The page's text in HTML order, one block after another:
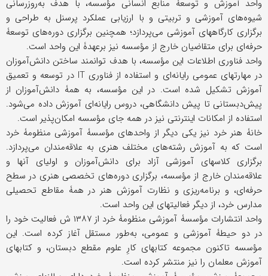
واحد آموزش و توسعۀ منابع انسانی مؤسسه، با هدف به‌روزرسانی
شیوه‌های آموزشی و تربیتی و با ارزیابی عملکرد پرسنل به طراحی و
برگزاری کارگاههای آموزشی می‌پردازد؛ همچنین برگزاری دوره‌های توسعۀ
حرفه‌ای برای متقاضیان خارج از مؤسسه نیز برعهدۀ این واحد است.
واحد فناوری اطلاعات این مؤسسه، با هدف توانمند ساختن دانش‌آموزان
در مهارتهای عمومی رایانه‌ای و استفاده از فناوری IT در توسعه و تعمیق
آموزش تشکیل شده است. در این مؤسسه، به همۀ دانش‌آموزان از
پیش‌دبستانی تا پیش دانشگاهی، دروس رایانه‌ای آموزش داده می‌شود.
استفاده از امکانات اینترنتی نیز در همه جای مؤسسه امکان‌پذیر است.
خانۀ هنر خرد نیز یکی دیگر از واحدهای مؤسسۀ آموزشی منظومۀ خرد
است که به آموزش رشته‌های مختلف هنری به علاقه‌مندان می‌پردازد.
برگزاری کلاسهای آموزشی آزاد برای دانش‌آموزان و اولیای آنها و
علاقه‌مندان خارج از مؤسسه، برگزاری دوره‌های تخصصی هنری در سطح
حرفه‌ای، و برنامه‌ریزی و نظارت آموزش هنر در همۀ مقاطع تحصیلی
مدارس خرد، از دیگر فعالیتهای این واحد است.
واحد انتشارات مؤسسۀ آموزشی منظومۀ خرد از ۱۳۸۷ ش فعالیت خود را
در دو حیطۀ آموزشی و عمومی، به‌طور مستقل آغاز کرده است. این
مؤسسه تاکنون مجموعه کتابهای کارِ علوم مقطع دبستان، و کتابهای
آموزش معلمان را نیز منتشر کرده است.